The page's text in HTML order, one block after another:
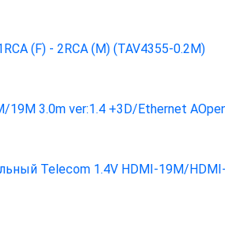
(F) - 2RCA (M) (TAV4355-0.2M)
19M 3.0m ver:1.4 +3D/Ethernet
Telecom 1.4V HDMI-19M/